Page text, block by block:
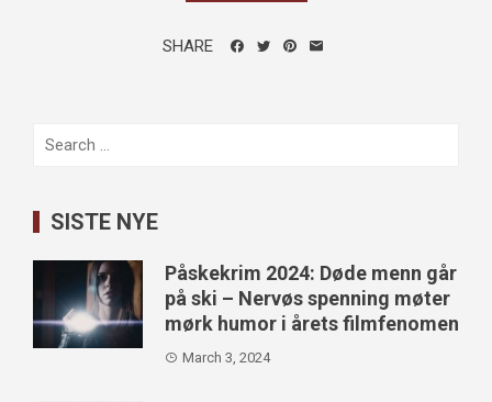
SHARE
Search
SISTE NYE
Påskekrim 2024: Døde menn går
på ski – Nervøs spenning møter
mørk humor i årets filmfenomen
March 3, 2024